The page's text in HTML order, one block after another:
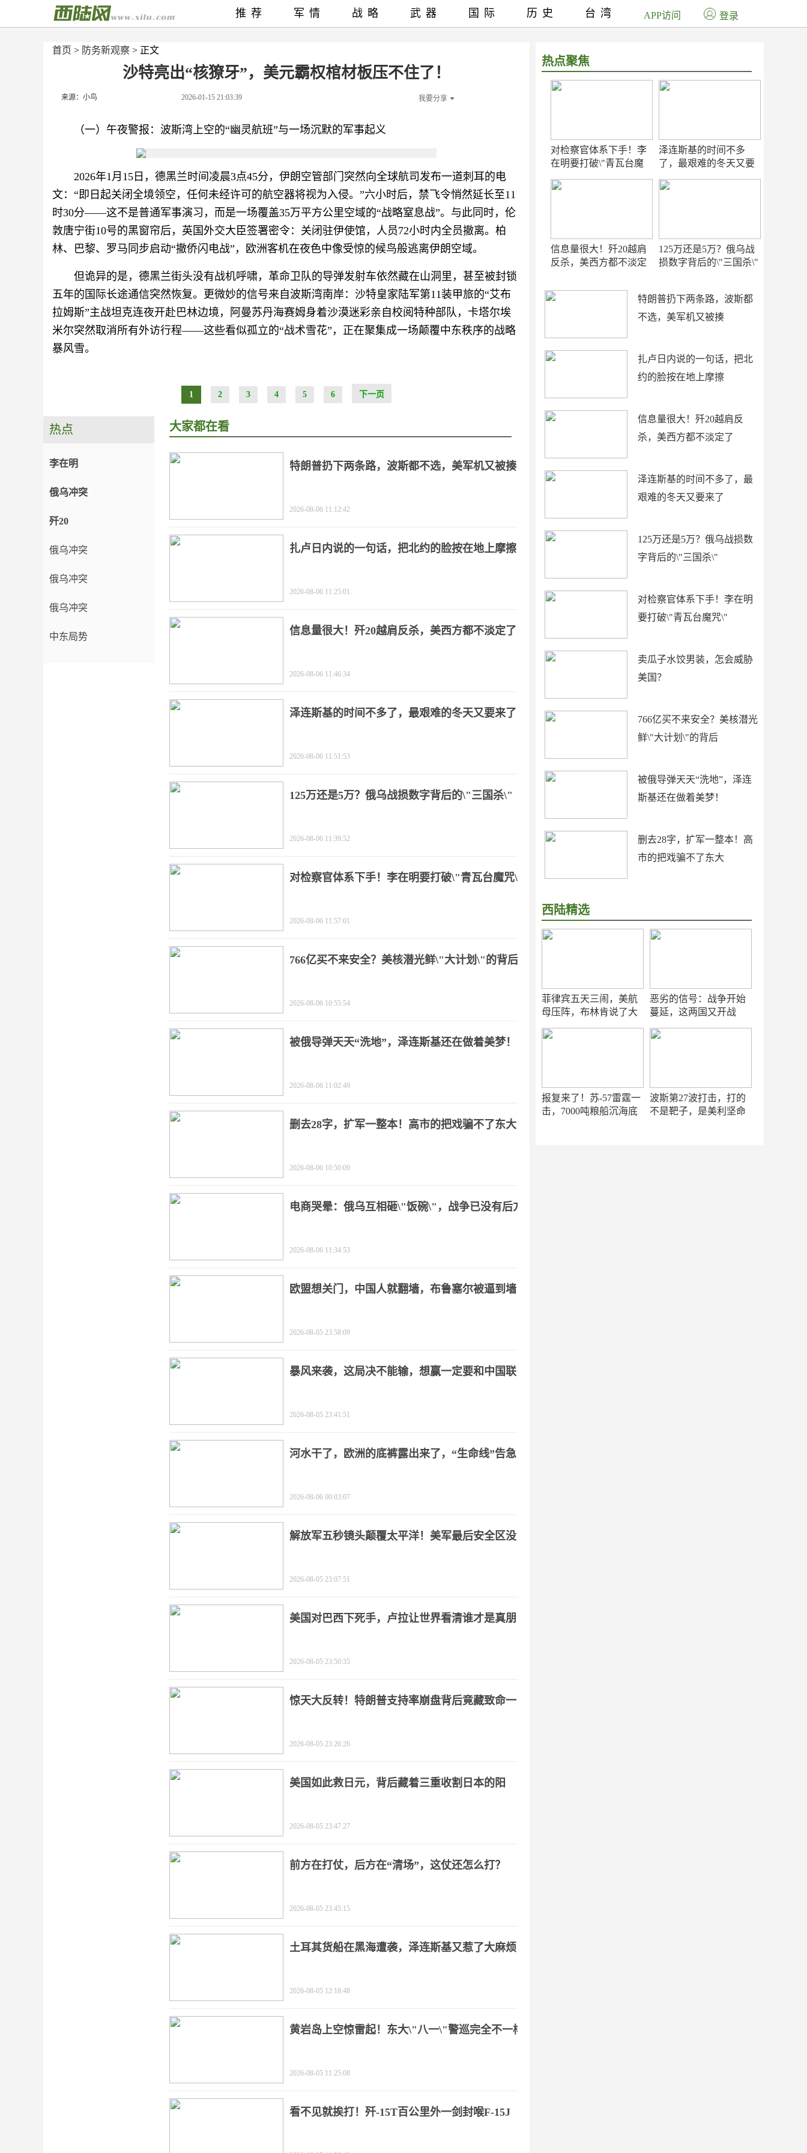
首页 > 防务新观察 > 正文
沙特亮出“核獠牙”，美元霸权棺材板压不住了！
来源：小鸟 2026-01-15 21:03:39 我要分享
（一）午夜警报：波斯湾上空的“幽灵航班”与一场沉默的军事起义
2026年1月15日，德黑兰时间凌晨3点45分，伊朗空管部门突然向全球航司发布一道刺耳的电
文：“即日起关闭全境领空，任何未经许可的航空器将视为入侵。”六小时后，禁飞令悄然延长至11
时30分——这不是普通军事演习，而是一场覆盖35万平方公里空域的“战略窒息战”。与此同时，伦
敦唐宁街10号的黑窗帘后，英国外交大臣签署密令：关闭驻伊使馆，人员72小时内全员撤离。柏
林、巴黎、罗马同步启动“撤侨闪电战”，欧洲客机在夜色中像受惊的候鸟般逃离伊朗空域。
但诡异的是，德黑兰街头没有战机呼啸，革命卫队的导弹发射车依然藏在山洞里，甚至被封锁
五年的国际长途通信突然恢复。更微妙的信号来自波斯湾南岸：沙特皇家陆军第11装甲旅的“艾布
拉姆斯”主战坦克连夜开赴巴林边境，阿曼苏丹海赛姆身着沙漠迷彩亲自校阅特种部队，卡塔尔埃
米尔突然取消所有外访行程——这些看似孤立的“战术雪花”，正在聚集成一场颠覆中东秩序的战略
暴风雪。
1 2 3 4 5 6 下一页
热点聚焦
对检察官体系下手！李
在明要打破\"青瓦台魔
泽连斯基的时间不多
了，最艰难的冬天又要
信息量很大！歼20越肩
反杀，美西方都不淡定
125万还是5万？俄乌战
损数字背后的\"三国杀\"
特朗普扔下两条路，波斯都
不选，美军机又被揍
扎卢日内说的一句话，把北
约的脸按在地上摩擦
信息量很大！歼20越肩反
杀，美西方都不淡定了
泽连斯基的时间不多了，最
艰难的冬天又要来了
125万还是5万？俄乌战损数
字背后的\"三国杀\"
对检察官体系下手！李在明
要打破\"青瓦台魔咒\"
卖瓜子水饺男装，怎会威胁
美国？
766亿买不来安全？美核潜光
鲜\"大计划\"的背后
被俄导弹天天“洗地”，泽连
斯基还在做着美梦！
删去28字，扩军一整本！高
市的把戏骗不了东大
西陆精选
菲律宾五天三闹，美航
母压阵，布林肯说了大
恶劣的信号：战争开始
蔓延，这两国又开战
报复来了！苏-57雷霆一
击，7000吨粮船沉海底
波斯第27波打击，打的
不是靶子，是美利坚命
推荐 军情 战略 武器 国际 历史 台湾 APP访问 登录
热点
李在明
俄乌冲突
歼20
俄乌冲突
俄乌冲突
俄乌冲突
中东局势
大家都在看
特朗普扔下两条路，波斯都不选，美军机又被揍
2026-08-06 11:12:42
扎卢日内说的一句话，把北约的脸按在地上摩擦
2026-08-06 11:25:01
信息量很大！歼20越肩反杀，美西方都不淡定了
2026-08-06 11:46:34
泽连斯基的时间不多了，最艰难的冬天又要来了
2026-08-06 11:51:53
125万还是5万？俄乌战损数字背后的\"三国杀\"
2026-08-06 11:39:52
对检察官体系下手！李在明要打破\"青瓦台魔咒\"
2026-08-06 11:57:01
766亿买不来安全？美核潜光鲜\"大计划\"的背后
2026-08-06 10:55:54
被俄导弹天天“洗地”，泽连斯基还在做着美梦！
2026-08-06 11:02:49
删去28字，扩军一整本！高市的把戏骗不了东大
2026-08-06 10:50:09
电商哭晕：俄乌互相砸\"饭碗\"，战争已没有后方
2026-08-06 11:34:53
欧盟想关门，中国人就翻墙，布鲁塞尔被逼到墙
2026-08-05 23:58:09
暴风来袭，这局决不能输，想赢一定要和中国联
2026-08-05 23:41:51
河水干了，欧洲的底裤露出来了，“生命线”告急
2026-08-06 00:03:07
解放军五秒镜头颠覆太平洋！美军最后安全区没
2026-08-05 23:07:51
美国对巴西下死手，卢拉让世界看清谁才是真朋
2026-08-05 23:50:35
惊天大反转！特朗普支持率崩盘背后竟藏致命一
2026-08-05 23:26:26
美国如此救日元，背后藏着三重收割日本的阳
2026-08-05 23:47:27
前方在打仗，后方在“清场”，这仗还怎么打？
2026-08-05 23:45:15
土耳其货船在黑海遭袭，泽连斯基又惹了大麻烦
2026-08-05 12:18:48
黄岩岛上空惊雷起！东大\"八一\"警巡完全不一样
2026-08-05 11:25:08
看不见就挨打！歼-15T百公里外一剑封喉F-15J